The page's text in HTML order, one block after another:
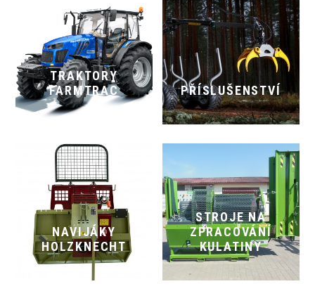
TRAKTORY
FARMTRAC
PŘÍSLUŠENSTVÍ
NAVIJÁKY
HOLZKNECHT
STROJE NA
ZPRACOVÁNÍ
KULATINY